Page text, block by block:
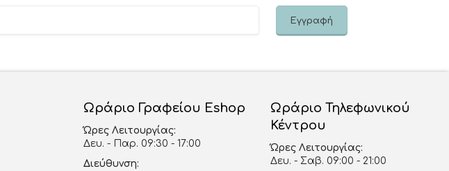
Ωράριο Γραφείου Eshop
Ώρες Λειτουργίας:
Δευ. - Παρ. 09:30 - 17:00
Διεύθυνση:
Ωράριο Τηλεφωνικού
Κέντρου
Ώρες Λειτουργίας:
Δευ. - Σαβ. 09:00 - 21:00